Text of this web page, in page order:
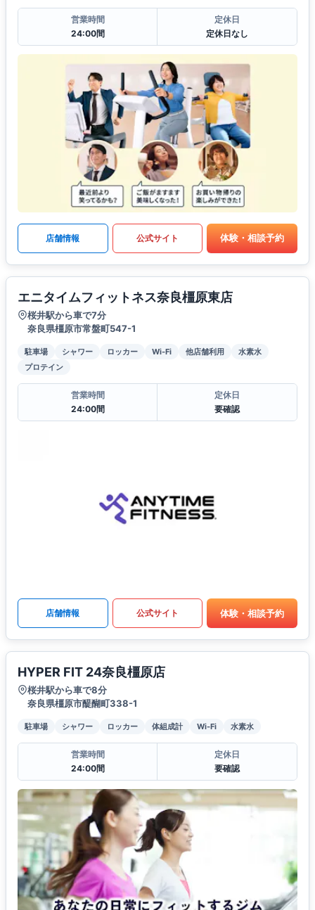
営業時間
24:00間
定休日
定休日なし
店舗情報 公式サイト 体験・相談予約
エニタイムフィットネス奈良橿原東店
桜井駅から車で7分
奈良県橿原市常盤町547-1
駐車場 シャワー ロッカー Wi-Fi 他店舗利用
水素水
プロテイン
営業時間
24:00間
定休日
要確認
店舗情報 公式サイト 体験・相談予約
HYPER FIT 24奈良橿原店
桜井駅から車で8分
奈良県橿原市醍醐町338-1
駐車場 シャワー ロッカー 体組成計 Wi-Fi 水素水
営業時間
24:00間
定休日
要確認